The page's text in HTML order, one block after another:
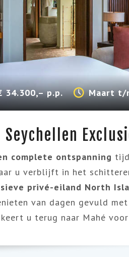
34.300,– p.p. Maart t/
complete ontspanning
u verblijft in het
privé-eiland North
van dagen gevuld
u terug naar Mahé